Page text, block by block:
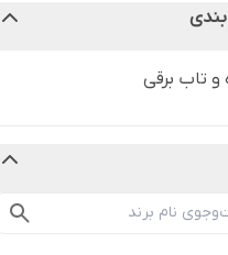
و تاب برقی